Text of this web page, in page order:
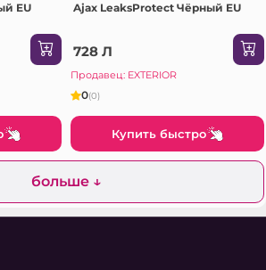
EU Ajax LeaksProtect Чёрный EU
728 Л
Продавец: EXTERIOR
0(0)
Купить быстро
больше ↓